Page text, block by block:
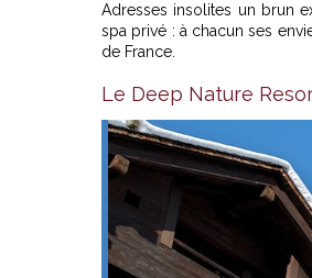
Adresses insolites un brun
spa privé : à chacun ses
de France.
Le Deep Nature